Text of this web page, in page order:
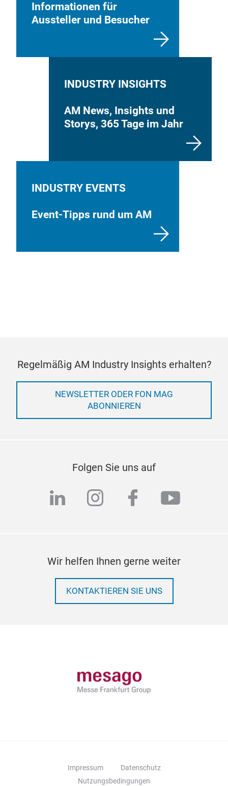
Informationen für
Aussteller und Besucher
INDUSTRY INSIGHTS
AM News, Insights und
Storys, 365 Tage im Jahr
INDUSTRY EVENTS
Event-Tipps rund um AM
Regelmäßig AM Industry Insights erhalten?
NEWSLETTER ODER FON MAG
ABONNIEREN
Folgen Sie uns auf
linkedininstagram
facebook
Wir helfen Ihnen gerne weiter
KONTAKTIEREN SIE UNS
Impressum
Datenschutz
Nutzungsbedingungen